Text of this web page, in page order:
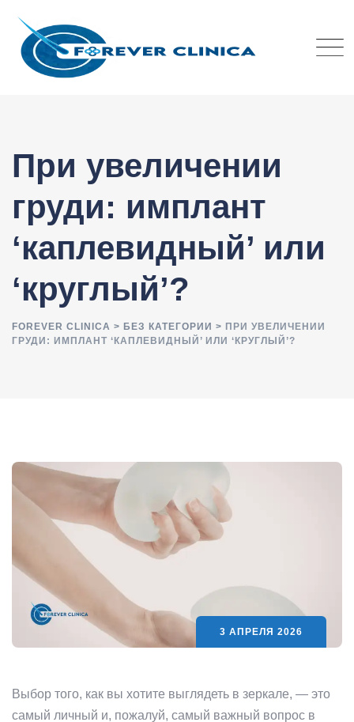
content
При увеличении
груди: имплант
‘каплевидный’ или
‘круглый’?
FOREVER CLINICA > БЕЗ КАТЕГОРИИ > ПРИ УВЕЛИЧЕНИИ
ГРУДИ: ИМПЛАНТ ‘КАПЛЕВИДНЫЙ’ ИЛИ ‘КРУГЛЫЙ’?
3 АПРЕЛЯ 2026
Выбор того, как вы хотите выглядеть в зеркале, — это
самый личный и, пожалуй, самый важный вопрос в